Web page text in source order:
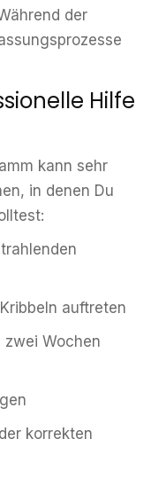
der
Hilfe
kann sehr
in denen Du
auftreten
zwei Wochen
korrekten